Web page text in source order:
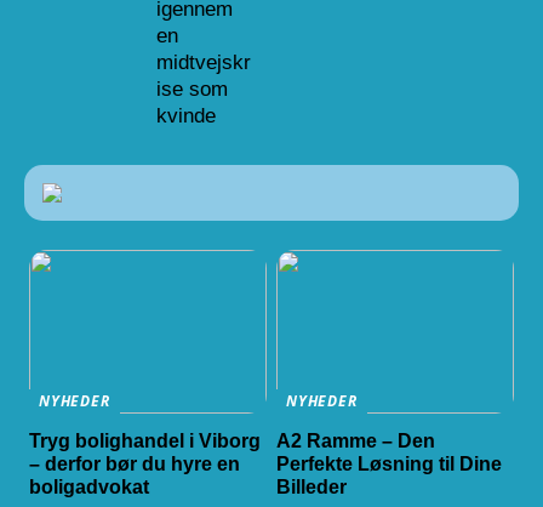
igennem
en
midtvejskr
ise som
kvinde
NYHEDER
Tryg bolighandel i Viborg
– derfor bør du hyre en
boligadvokat
NYHEDER
A2 Ramme – Den
Perfekte Løsning til Dine
Billeder